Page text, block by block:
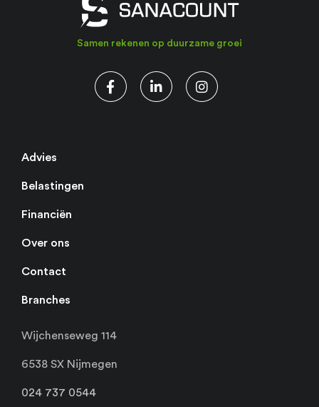
Samen rekenen op duurzame groei
Advies
Belastingen
Financiën
Over ons
Contact
Branches
Wijchenseweg 114
6538 SX Nijmegen
024 737 0544